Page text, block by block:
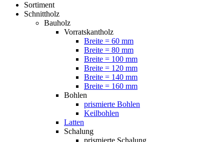
Sortiment
Schnittholz
Bauholz
Vorratskantholz
Breite = 60 mm
Breite = 80 mm
Breite = 100 mm
Breite = 120 mm
Breite = 140 mm
Breite = 160 mm
Bohlen
prismierte Bohlen
Keilbohlen
Latten
Schalung
prismierte Schalung